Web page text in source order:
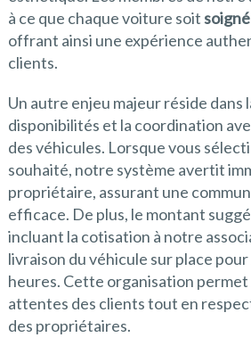
à ce que chaque voiture soit
offrant ainsi une expérience
clients.
Un autre enjeu majeur réside dans
disponibilités et la coordination
des véhicules. Lorsque vous
souhaité, notre système avertit
propriétaire, assurant une
efficace. De plus, le montant
incluant la cotisation à notre
livraison du véhicule sur place
heures. Cette organisation
attentes des clients tout en
des propriétaires.